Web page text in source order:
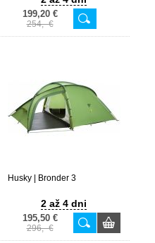
199,20 €
254,- €
Husky | Bronder 3
2 až 4 dni
195,50 €
296,- €